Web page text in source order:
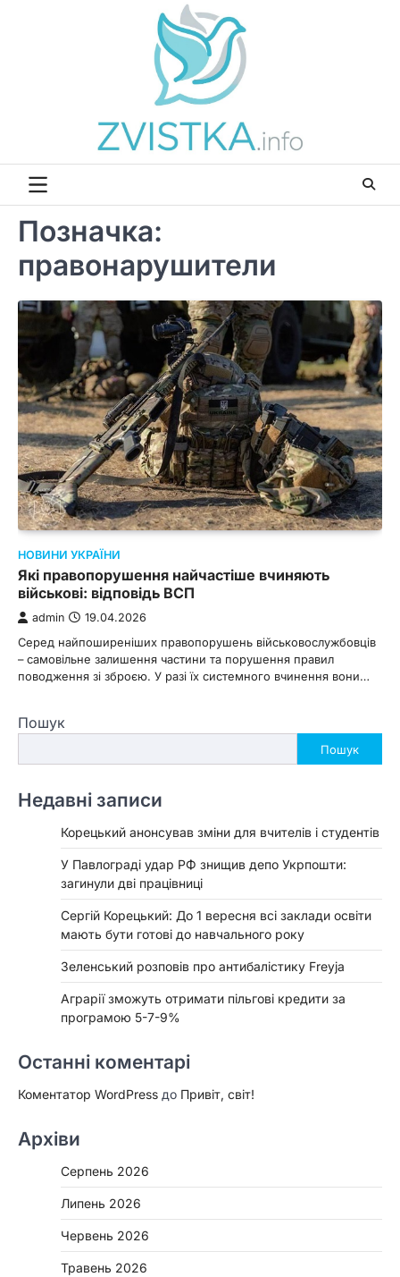
Позначка:
правонарушители
НОВИНИ УКРАЇНИ
Які правопорушення найчастіше вчиняють
військові: відповідь ВСП
admin 19.04.2026
Серед найпоширеніших правопорушень військовослужбовців
– самовільне залишення частини та порушення правил
поводження зі зброєю. У разі їх системного вчинення вони…
Пошук
Пошук
Недавні записи
Корецький анонсував зміни для вчителів і студентів
У Павлограді удар РФ знищив депо Укрпошти:
загинули дві працівниці
Сергій Корецький: До 1 вересня всі заклади освіти
мають бути готові до навчального року
Зеленський розповів про антибалістику Freyja
Аграрії зможуть отримати пільгові кредити за
програмою 5-7-9%
Останні коментарі
Коментатор WordPress до Привіт, світ!
Архіви
Серпень 2026
Липень 2026
Червень 2026
Травень 2026